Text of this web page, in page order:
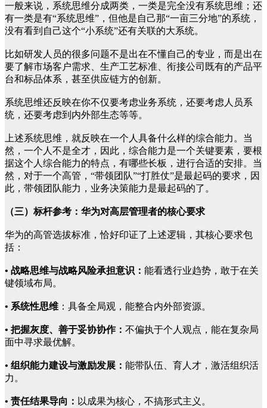
一般来说，系统思维分成两类，一类是完全没有系统思维；还
有一类是有“系统思维”，但他是自己那“一亩三分地”的系统，
没有看到自己这个“小系统”还有关联的大系统。
比如研发人员的很多问题不是出在不懂自己的专业，而是出在
要了解市场客户需求、生产工艺标准、衔接公司既有的产品平
台和标品体系，甚至供应链方的创新。
系统思维还反映在你不仅要考虑业务系统，还要考虑人员系
统，还要考虑到内外部生态等等。
上述系统思维，就反映在一个人具备什么样的综合能力。当
然，一个人不是全才，因此，综合能力是一个关键要素，要根
据这个人综合能力的特点，有哪些长板，进行合适的安排。当
然，对于一个高管，“带领团队”“打胜仗”是最起码的要求，因
此，带领团队能力，业务决策能力是最起码的了。
（三）标杆参考：华为对高层管理者的核心要求
华为的高管选拔标准，恰好印证了上述逻辑，其核心要求包
括：
• 战略思维与战略风险承担意识： 能看透行业趋势，敢于在关
键领域布局。
• 系统性思维 ：具备全局观，能整合内外部资源。
• 把握灰度、善于妥协协作： 不偏执于个人观点，能在复杂局
面中寻求最优解。
• 组织能力建设与激励发展： 能带队伍、育人才，激活组织活
力。
• 责任结果导向： 以成果为核心，不搞形式主义。